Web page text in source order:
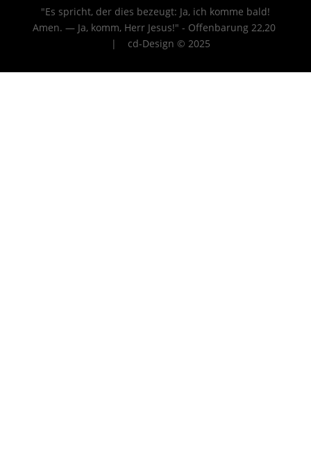
"Es spricht, der dies bezeugt: Ja, ich komme bald!
Amen. — Ja, komm, Herr Jesus!" - Offenbarung 22,20
| cd-Design © 2025